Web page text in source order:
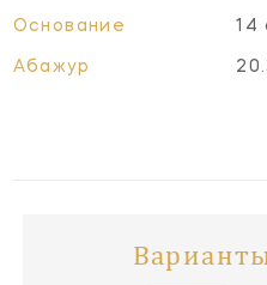
Основание 14
Абажур